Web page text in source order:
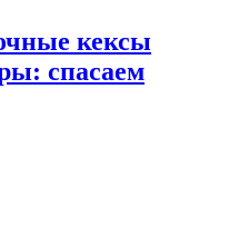
кексы
спасаем